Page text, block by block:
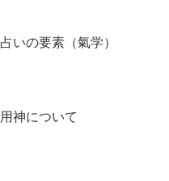
占いの要素（氣学）
用神について